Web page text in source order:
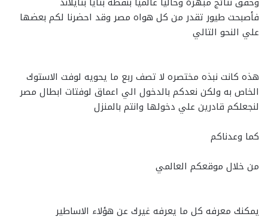
فأصبحت طيور تقدر من كل هواه مصر وقد احضرنا لكم بعضها
علي النحو التالي
هذه كانت نبذه مختصره لا تصف ربع ما يحويه لوفت الاستوك
الخاص به ولكن نعدكم بالدخول الي اعماق لوفتات ابطال مصر
لنجعلكم قادرين علي دخولها وانتم بالمنزل
كما وعدناكم
من خلال موقعكم العالمي
يمكنك معرفه كل ما يعرفه غيرك عن هؤلاء الاساطير